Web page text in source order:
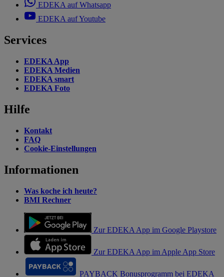
EDEKA auf Whatsapp
EDEKA auf Youtube
Services
EDEKA App
EDEKA Medien
EDEKA smart
EDEKA Foto
Hilfe
Kontakt
FAQ
Cookie-Einstellungen
Informationen
Was koche ich heute?
BMI Rechner
Zur EDEKA App im Google Playstore
Zur EDEKA App im Apple App Store
PAYBACK Bonusprogramm bei EDEKA